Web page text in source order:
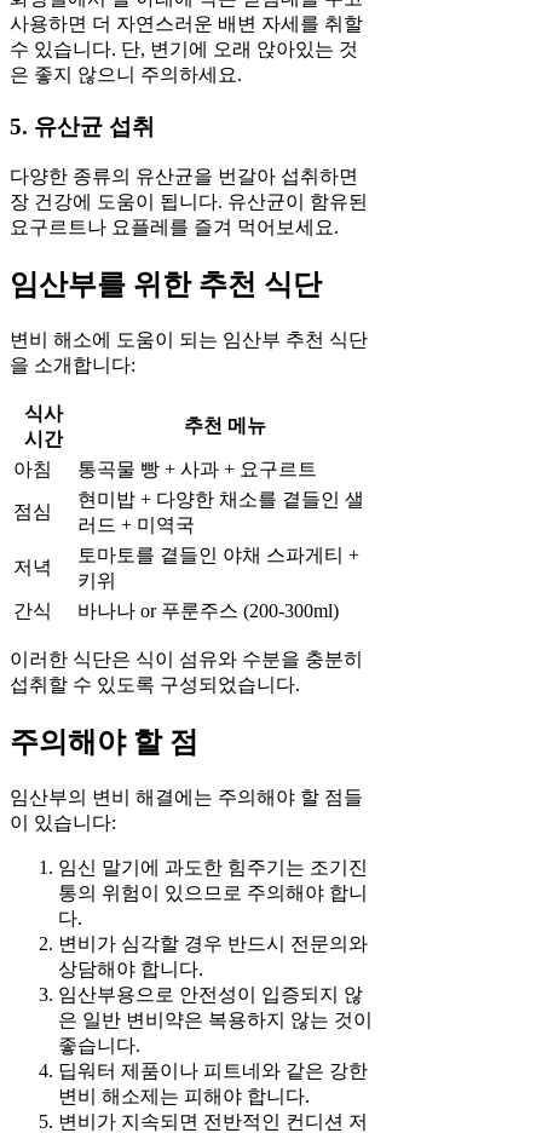
사용하면 더 자연스러운 배변 자세를 취할
수 있습니다. 단, 변기에 오래 앉아있는 것
은 좋지 않으니 주의하세요.
5. 유산균 섭취
다양한 종류의 유산균을 번갈아 섭취하면
장 건강에 도움이 됩니다. 유산균이 함유된
요구르트나 요플레를 즐겨 먹어보세요.
임산부를 위한 추천 식단
변비 해소에 도움이 되는 임산부 추천 식단
을 소개합니다:
식사
시간
추천 메뉴
아침 통곡물 빵 + 사과 + 요구르트
점심
현미밥 + 다양한 채소를 곁들인 샐
러드 + 미역국
저녁
토마토를 곁들인 야채 스파게티 +
키위
간식
바나나 or 푸룬주스 (200-300ml)
이러한 식단은 식이 섬유와 수분을 충분히
섭취할 수 있도록 구성되었습니다.
주의해야 할 점
임산부의 변비 해결에는 주의해야 할 점들
이 있습니다:
임신 말기에 과도한 힘주기는 조기진
통의 위험이 있으므로 주의해야 합니
다.
변비가 심각할 경우 반드시 전문의와
상담해야 합니다.
임산부용으로 안전성이 입증되지 않
은 일반 변비약은 복용하지 않는 것이
좋습니다.
딥워터 제품이나 피트네와 같은 강한
변비 해소제는 피해야 합니다.
변비가 지속되면 전반적인 컨디션 저